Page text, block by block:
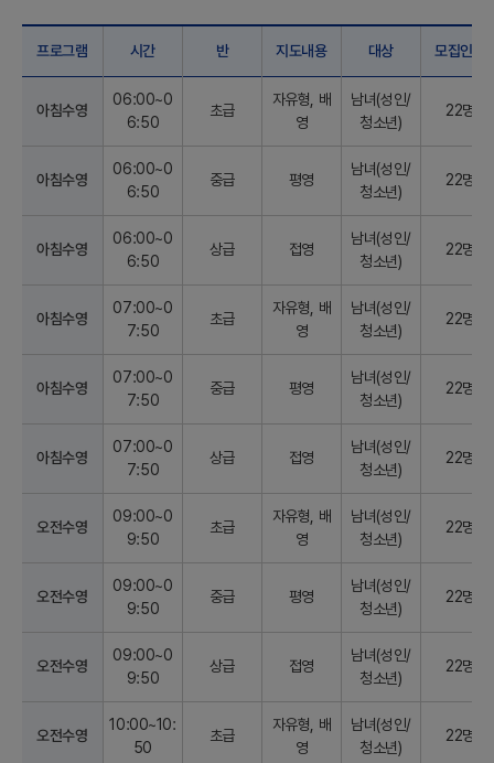
프로그램 시간 반 지도내용 대상 모집인원
아침수영
06:00~0
6:50
초급
자유형, 배
영
남녀(성인/
청소년)
22명
아침수영
06:00~0
6:50
중급 평영
남녀(성인/
청소년)
22명
아침수영
06:00~0
6:50
상급 접영
남녀(성인/
청소년)
22명
아침수영
07:00~0
7:50
초급
자유형, 배
영
남녀(성인/
청소년)
22명
아침수영
07:00~0
7:50
중급 평영
남녀(성인/
청소년)
22명
아침수영
07:00~0
7:50
상급 접영
남녀(성인/
청소년)
22명
오전수영
09:00~0
9:50
초급
자유형, 배
영
남녀(성인/
청소년)
22명
오전수영
09:00~0
9:50
중급 평영
남녀(성인/
청소년)
22명
오전수영
09:00~0
9:50
상급 접영
남녀(성인/
청소년)
22명
오전수영
10:00~10:
50
초급
자유형, 배
영
남녀(성인/
청소년)
22명